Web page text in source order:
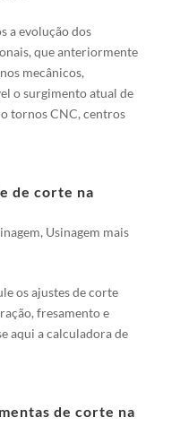
a evolução dos
que anteriormente
mecânicos,
o surgimento atual de
tornos CNC, centros
de corte na
, Usinagem mais
os ajustes de corte
fresamento e
aqui a calculadora de
de corte na